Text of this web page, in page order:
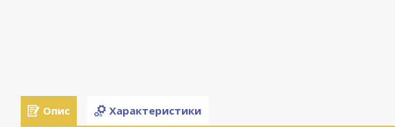
Опис Характеристики